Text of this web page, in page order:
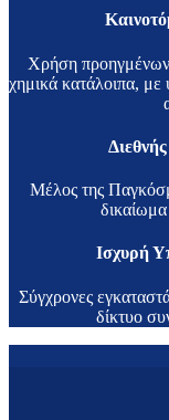
Χρήση
χημικά κατάλοιπα, με
Μέλος της
Ισχυρή
Σύγχρονες
δίκτυο